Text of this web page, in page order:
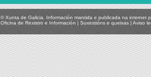
© Xunta de Galicia. Información mantida e publicada na internet
Oficina de Rexistro e Información | Suxestións e queixas | Aviso